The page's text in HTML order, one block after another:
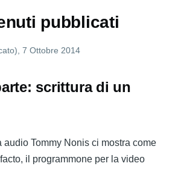
pubblicati
, 7 Ottobre 2014
scrittura di un
audio Tommy Nonis ci mostra come
il programmone per la video